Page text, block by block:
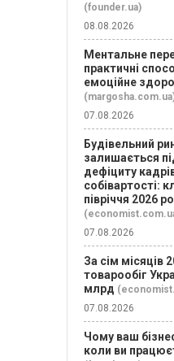
(founder.ua)
08.08.2026
Ментальне
практичні
емоційне
07.08.2026
Будівельний
залишається
дефіциту
собівартості:
півріччя 2026
07.08.2026
За сім місяців
товарообіг
млрд
07.08.2026
Чому ваш
коли ви